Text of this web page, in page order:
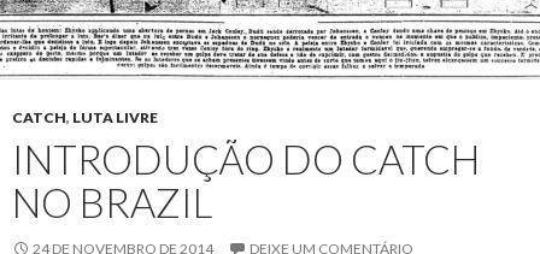
CATCH, LUTA LIVRE
INTRODUÇÃO DO CATCH
NO BRAZIL
24 DE NOVEMBRO DE 2014 DEIXE UM COMENTÁRIO